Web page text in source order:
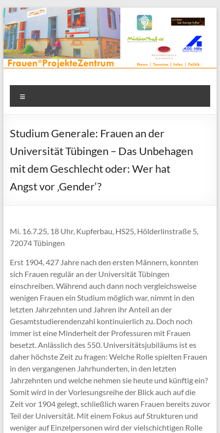
Zum
Inhalt
springen
Frauenprojektehaus wird
FrauenProjekteZentrum
Frauen* | Mädchen* | Projekte | Beratung | Veranstaltungen |
in einem Zentrum | Räume für alle | Projektarbeit | Begegnung
Studium Generale: Frauen an der
Universität Tübingen – Das Unbehagen
mit dem Geschlecht oder: Wer hat
Angst vor ‚Gender‘?
Mi. 16.7.25, 18 Uhr, Kupferbau, HS25, Hölderlinstraße 5,
72074 Tübingen
Erst 1904, 427 Jahre nach den ersten Männern, konnten
sich Frauen regulär an der Universität Tübingen
einschreiben. Während auch dann noch vergleichsweise
wenigen Frauen ein Studium möglich war, nimmt in den
letzten Jahrzehnten und Jahren ihr Anteil an der
Gesamtstudierendenzahl kontinuierlich zu. Doch noch
immer ist eine Minderheit der Professuren mit Frauen
besetzt. Anlässlich des 550. Universitätsjubiläums ist es
daher höchste Zeit zu fragen: Welche Rolle spielten Frauen
in den vergangenen Jahrhunderten, in den letzten
Jahrzehnten und welche nehmen sie heute und künftig ein?
Somit wird in der Vorlesungsreihe der Blick auch auf die
Zeit vor 1904 gelegt, schließlich waren Frauen bereits zuvor
Teil der Universität. Mit einem Fokus auf Strukturen und
weniger auf Einzelpersonen wird der vielschichtigen Rolle